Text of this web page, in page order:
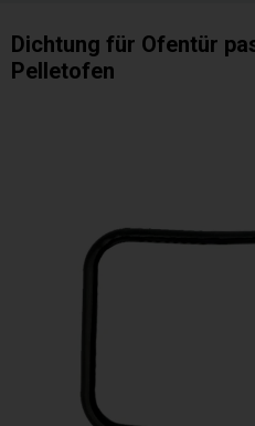
Dichtung für Ofentür
Pelletofen